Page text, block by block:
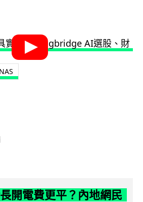
開電費更平？內地網民